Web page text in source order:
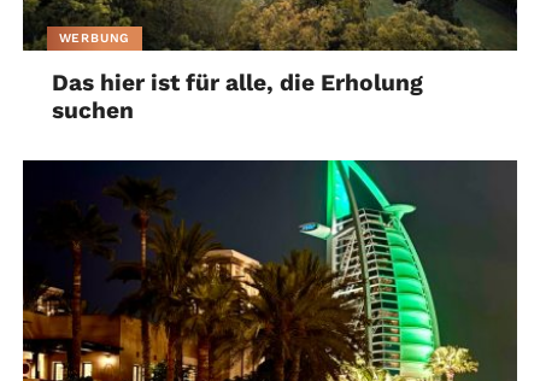
WERBUNG
Das hier ist für alle, die Erholung
suchen